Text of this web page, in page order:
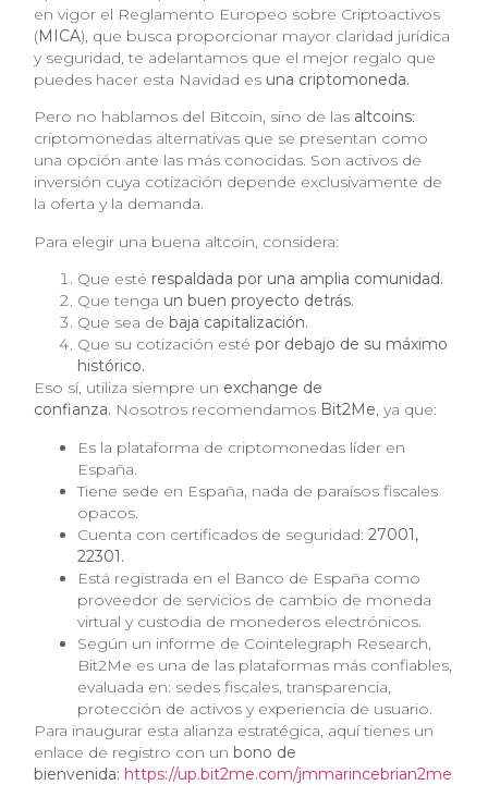
en vigor el Reglamento Europeo sobre Criptoactivos
(MICA), que busca proporcionar mayor claridad jurídica
y seguridad, te adelantamos que el mejor regalo que
puedes hacer esta Navidad es una criptomoneda.
Pero no hablamos del Bitcoin, sino de las altcoins:
criptomonedas alternativas que se presentan como
una opción ante las más conocidas. Son activos de
inversión cuya cotización depende exclusivamente de
la oferta y la demanda.
Para elegir una buena altcoin, considera:
Que esté respaldada por una amplia comunidad.
Que tenga un buen proyecto detrás.
Que sea debaja capitalización.
Que su cotización estépor debajo de su máximo
histórico.
Eso sí, utiliza siempre un exchange de
confianza. Nosotros recomendamos Bit2Me, ya que:
Es la plataforma de criptomonedas líder en
España.
Tiene sede en España, nada de paraísos fiscales
opacos.
Cuenta con certificados de seguridad:27001,
22301.
Está registrada en el Banco de España como
proveedor de servicios de cambio de moneda
virtual y custodia de monederos electrónicos.
Según un informe de Cointelegraph Research,
Bit2Me es una de las plataformas más confiables,
evaluada en: sedes fiscales, transparencia,
protección de activos y experiencia de usuario.
Para inaugurar esta alianza estratégica, aquí tienes un
enlace de registro con unbono de
bienvenida: https://up.bit2me.com/jmmarincebrian2me